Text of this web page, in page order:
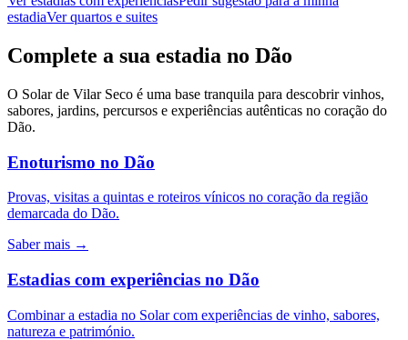
estadiaVer quartos e suites
Complete a sua estadia no Dão
O Solar de Vilar Seco é uma base tranquila para descobrir vinhos,
sabores, jardins, percursos e experiências autênticas no coração do
Dão.
Enoturismo no Dão
Provas, visitas a quintas e roteiros vínicos no coração da região
demarcada do Dão.
Saber mais →
Estadias com experiências no Dão
Combinar a estadia no Solar com experiências de vinho, sabores,
natureza e património.